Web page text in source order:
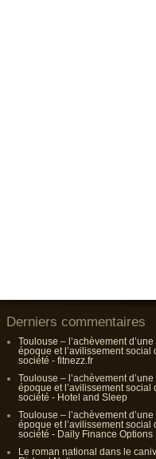
Derniers commentaires
Toulouse – l’achèvement d’une
époque et l’avilissement social
société - fitnezz.fr
Toulouse – l’achèvement d’une
époque et l’avilissement social
société - Hotel and Sleep
Toulouse – l’achèvement d’une
époque et l’avilissement social
société - Daily Finance Options
Le roman national dans le